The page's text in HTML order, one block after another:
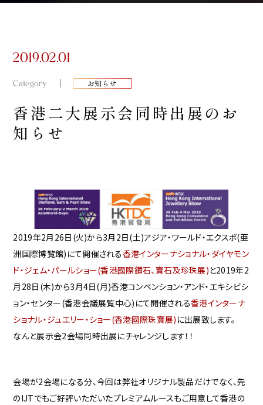
2019.02.01
Category お知らせ
香港二大展示会同時出展のお
知らせ
2019年2月26日(火)から3月2日(土)アジア・ワールド・エクスポ(亜
洲国際博覧館)にて開催される香港インターナショナル・ダイヤモン
ド・ジェム・パールショー(香港國際鑽石、寶石及珍珠展)と2019年2
月28日(木)から3月4日(月)香港コンベンション・アンド・エキシビシ
ョン・センター(香港会議展覧中心)にて開催される香港インターナ
ショナル・ジュエリー・ショー(香港國際珠寶展) に出展致します。
なんと展示会2会場同時出展にチャレンジします！！
会場が2会場になる分、今回は弊社オリジナル製品だけでなく、先
のIJTでもご好評いただいたプレミアムルースもご用意して香港の